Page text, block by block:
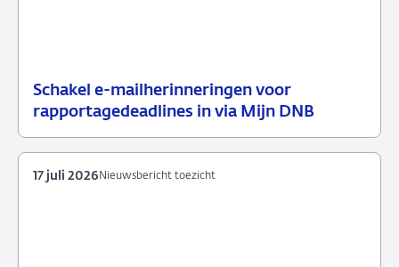
Schakel e-mailherinneringen voor
rapportagedeadlines in via Mijn DNB
21
Nieuwsbericht
Nieuwsbericht toezicht
17 juli 2026